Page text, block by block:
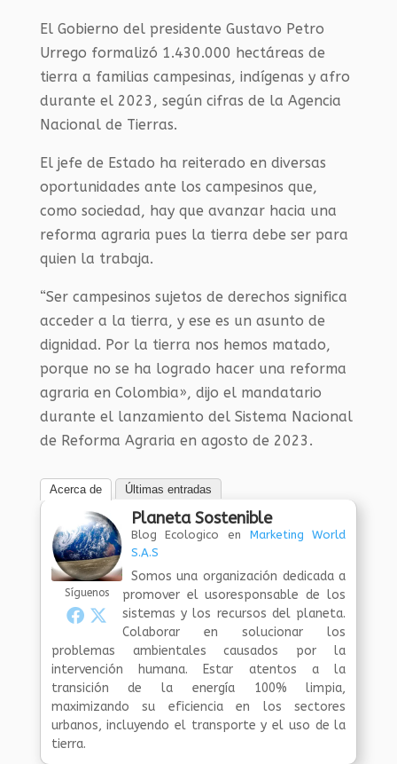
El Gobierno del presidente Gustavo Petro
Urrego formalizó 1.430.000 hectáreas de
tierra a familias campesinas, indígenas y afro
durante el 2023, según cifras de la Agencia
Nacional de Tierras.
El jefe de Estado ha reiterado en diversas
oportunidades ante los campesinos que,
como sociedad, hay que avanzar hacia una
reforma agraria pues la tierra debe ser para
quien la trabaja.
“Ser campesinos sujetos de derechos significa
acceder a la tierra, y ese es un asunto de
dignidad. Por la tierra nos hemos matado,
porque no se ha logrado hacer una reforma
agraria en Colombia», dijo el mandatario
durante el lanzamiento del Sistema Nacional
de Reforma Ag​raria en agosto de 2023.
Acerca de Últimas entradas
Síguenos
Planeta Sostenible
Blog Ecologico en Marketing World
S.A.S
Somos una organización dedicada a
promover el usoresponsable de los
sistemas y los recursos del planeta.
Colaborar en solucionar los
problemas ambientales causados por la
intervención humana. Estar atentos a la
transición de la energía 100% limpia,
maximizando su eficiencia en los sectores
urbanos, incluyendo el transporte y el uso de la
tierra.